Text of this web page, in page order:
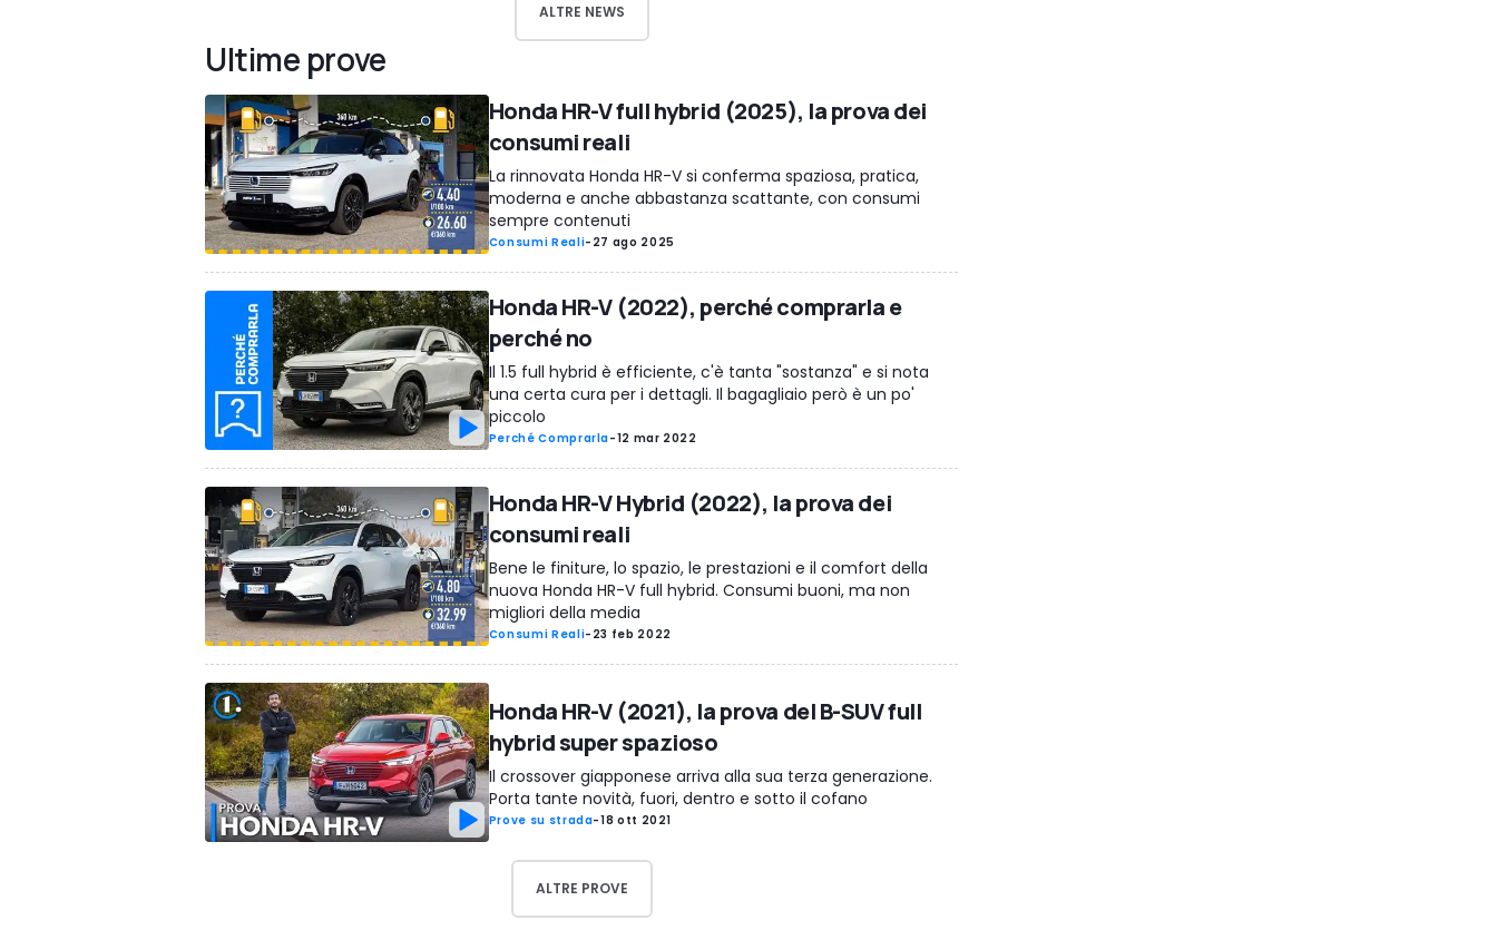
ALTRE NEWS
Ultime prove
Honda HR-V full hybrid (2025), la prova dei
consumi reali
La rinnovata Honda HR-V si conferma spaziosa, pratica,
moderna e anche abbastanza scattante, con consumi
sempre contenuti
Consumi Reali- 27 ago 2025
Honda HR-V (2022), perché comprarla e
perché no
Il 1.5 full hybrid è efficiente, c'è tanta "sostanza" e si nota
una certa cura per i dettagli. Il bagagliaio però è un po'
piccolo
Perché Comprarla-12 mar 2022
Honda HR-V Hybrid (2022), la prova dei
consumi reali
Bene le finiture, lo spazio, le prestazioni e il comfort della
nuova Honda HR-V full hybrid. Consumi buoni, ma non
migliori della media
Consumi Reali- 23 feb 2022
Honda HR-V (2021), la prova del B-SUV full
hybrid super spazioso
Il crossover giapponese arriva alla sua terza generazione.
Porta tante novità, fuori, dentro e sotto il cofano
Prove su strada-18 ott 2021
ALTRE PROVE